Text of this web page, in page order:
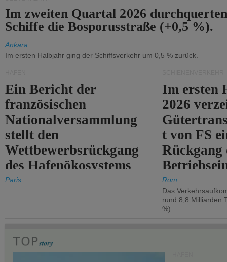
Im zweiten Quartal 2026
Schiffe die Bosporusstraße (+0,5 %).
Ankara
Im ersten Halbjahr ging der Schiffsverkehr um 0,5 % zurück.
Ein Bericht der
französischen
Nationalversammlung
stellt den
Wettbewerbsrückgang
des Hafenökosystems
des Staates fest.
Paris
Im ersten
2026
t von FS
Rückgang
um 2,7 %.
Rom
Das
rund 8,8 Milliarden
%).